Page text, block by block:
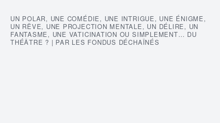
UN POLAR, UNE COMÉDIE, UNE INTRIGUE, UNE ÉNIGME,
UN RÊVE, UNE PROJECTION MENTALE, UN DÉLIRE, UN
FANTASME, UNE VATICINATION OU SIMPLEMENT… DU
THÉÂTRE ? | PAR LES FONDUS DÉCHAÎNÉS